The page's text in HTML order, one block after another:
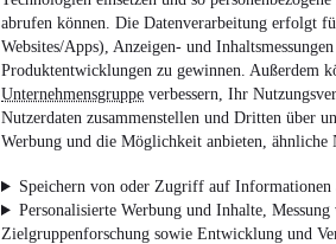
abrufen können. Die Datenverarbeitung erfolgt
Websites/Apps), Anzeigen- und
Produktentwicklungen zu gewinnen. Außerdem
Unternehmensgruppe verbessern, Ihr
Nutzerdaten zusammenstellen und Dritten über
Werbung und die Möglichkeit anbieten,
Speichern von oder Zugriff auf Informationen
Personalisierte Werbung und Inhalte,
Zielgruppenforschung sowie Entwicklung und